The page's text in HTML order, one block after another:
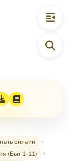
онлайн
(Быт 1-11)